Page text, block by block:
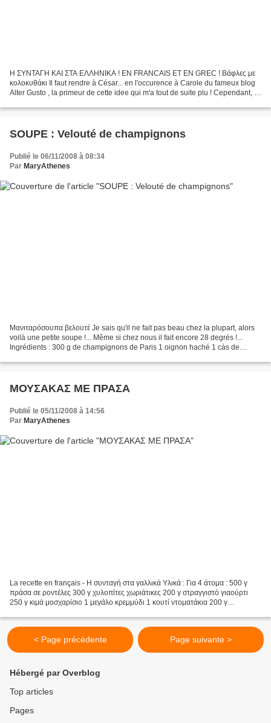
Η ΣΥΝΤΑΓΗ ΚΑΙ ΣΤΑ ΕΛΛΗΝΙΚΑ ! EN FRANCAIS ET EN GREC ! Βάφλες με
κολοκυθάκι Il faut rendre à César... en l'occurence à Carole du fameux blog
Alter Gusto , la primeur de cette idee qui m'a tout de suite plu ! Cependant, je
SOUPE : Velouté de champignons
Publié le 06/11/2008 à 08:34
Par MaryAthenes
Μανιταρόσουπα βελουτέ Je sais qu'il ne fait pas beau chez la plupart, alors
voilà une petite soupe !... Même si chez nous il fait encore 28 degrés !...
Ingrédients : 300 g de champignons de Paris 1 oignon haché 1 càs de
ΜΟΥΣΑΚΑΣ ΜΕ ΠΡΑΣΑ
Publié le 05/11/2008 à 14:56
Par MaryAthenes
La recette en français - Η συνταγή στα γαλλικά Υλικά : Για 4 άτομα : 500 γ
πράσα σε ροντέλες 300 γ χυλοπίτες χωριάτικες 200 γ στραγγιστό γιαούρτι
250 γ κιμά μοσχαρίσιο 1 μεγάλο κρεμμύδι 1 κουτί ντοματάκια 200 γ
< Page précédente Page suivante >
Hébergé par Overblog
Top articles
Pages